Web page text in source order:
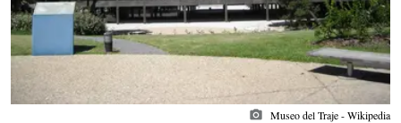
photo_camera Museo del Traje - Wikipedia